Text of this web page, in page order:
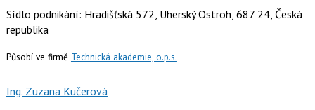
Sídlo podnikání: Hradišťská 572, Uherský Ostroh, 687 24, Česká
republika
Působí ve firmě Technická akademie, o.p.s.
Ing. Zuzana Kučerová